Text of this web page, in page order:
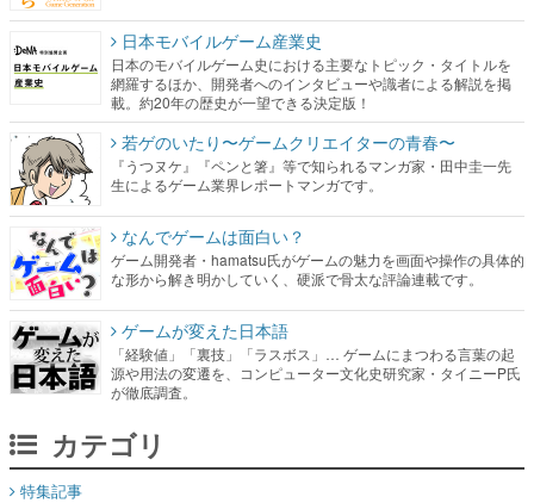
日本モバイルゲーム産業史
日本のモバイルゲーム史における主要なトピック・タイトルを
網羅するほか、開発者へのインタビューや識者による解説を掲
載。約20年の歴史が一望できる決定版！
若ゲのいたり〜ゲームクリエイターの青春〜
『うつヌケ』『ペンと箸』等で知られるマンガ家・田中圭一先
生によるゲーム業界レポートマンガです。
なんでゲームは面白い？
ゲーム開発者・hamatsu氏がゲームの魅力を画面や操作の具体的
な形から解き明かしていく、硬派で骨太な評論連載です。
ゲームが変えた日本語
「経験値」「裏技」「ラスボス」… ゲームにまつわる言葉の起
源や用法の変遷を、コンピューター文化史研究家・タイニーP氏
が徹底調査。
カテゴリ
特集記事